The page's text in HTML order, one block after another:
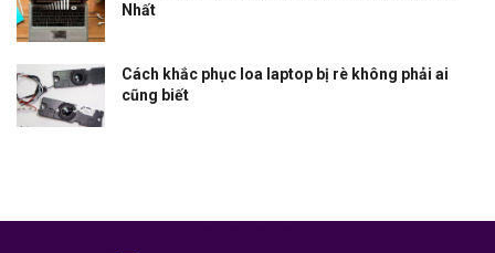
Nhất
Cách khắc phục loa laptop bị rè không phải ai
cũng biết